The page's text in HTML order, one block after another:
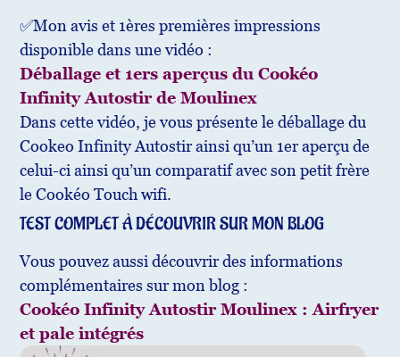
✅Mon avis et 1ères premières impressions
disponible dans une vidéo :
Déballage et 1ers aperçus du Cookéo
Infinity Autostir de Moulinex
Dans cette vidéo, je vous présente le déballage du
Cookeo Infinity Autostir ainsi qu’un 1er aperçu de
celui-ci ainsi qu’un comparatif avec son petit frère
le Cookéo Touch wifi.
TEST COMPLET À DÉCOUVRIR SUR MON BLOG
Vous pouvez aussi découvrir des informations
complémentaires sur mon blog :
Cookéo Infinity Autostir Moulinex : Airfryer
et pale intégrés